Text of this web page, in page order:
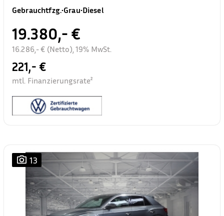
Gebrauchtfzg.•Grau•Diesel
19.380,- €
16.286,- € (Netto), 19% MwSt.
221,- €
mtl. Finanzierungsrate²
13